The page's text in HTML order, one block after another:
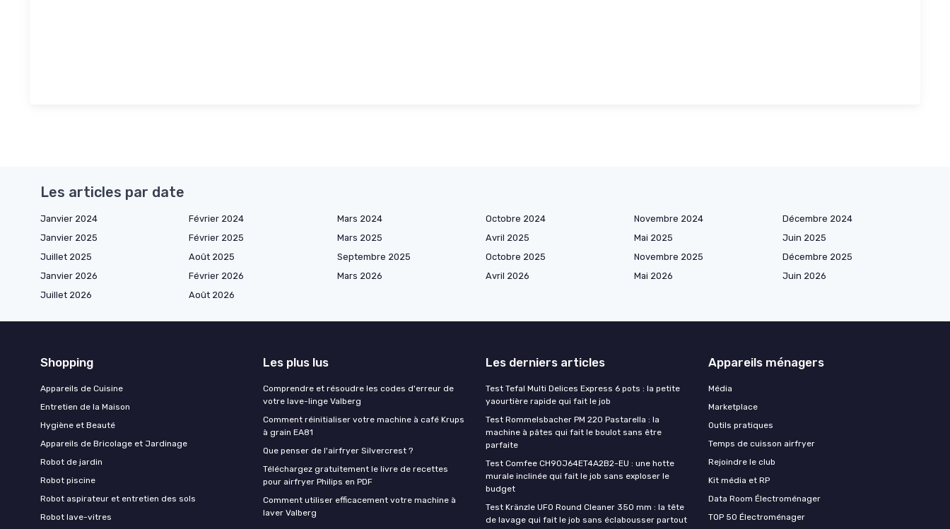
Les articles par date
Janvier 2024 Février 2024 Mars 2024 Octobre 2024 Novembre 2024
Décembre 2024
Janvier 2025
Février 2025 Mars 2025 Avril 2025 Mai 2025
Juin 2025
Juillet 2025
Août 2025 Septembre 2025 Octobre 2025 Novembre 2025
Décembre 2025
Janvier 2026
Février 2026 Mars 2026 Avril 2026 Mai 2026
Juin 2026
Juillet 2026
Août 2026
Shopping
Appareils de Cuisine
Entretien de la Maison
Hygiène et Beauté
Appareils de Bricolage et Jardinage
Robot de jardin
Robot piscine
Robot aspirateur et entretien des sols
Robot lave-vitres
Les plus lus
Comprendre et résoudre les codes d'erreur de
votre lave-linge Valberg
Comment réinitialiser votre machine à café Krups
à grain EA81
Que penser de l'airfryer Silvercrest ?
Téléchargez gratuitement le livre de recettes
pour airfryer Philips en PDF
Comment utiliser efficacement votre machine à
laver Valberg
Les derniers articles
Test Tefal Multi Delices Express 6 pots : la petite
yaourtière rapide qui fait le job
Test Rommelsbacher PM 220 Pastarella : la
machine à pâtes qui fait le boulot sans être
parfaite
Test Comfee CH90J64ET4A2B2-EU : une hotte
murale inclinée qui fait le job sans exploser le
budget
Test Kränzle UFO Round Cleaner 350 mm : la tête
de lavage qui fait le job sans éclabousser partout
Appareils ménagers
Média
Marketplace
Outils pratiques
Temps de cuisson airfryer
Rejoindre le club
Kit média et RP
Data Room Électroménager
TOP 50 Électroménager